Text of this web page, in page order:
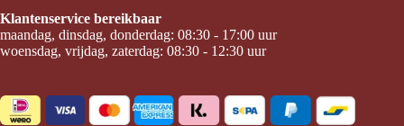
Klantenservice bereikbaar
maandag, dinsdag, donderdag: 08:30 - 17:00 uur
woensdag, vrijdag, zaterdag: 08:30 - 12:30 uur